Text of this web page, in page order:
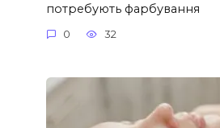
потребують фарбування
0 32